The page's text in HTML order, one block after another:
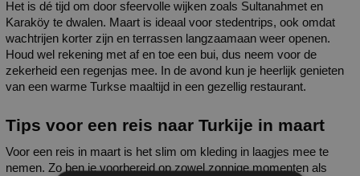
Het is dé tijd om door sfeervolle wijken zoals Sultanahmet en
Karaköy te dwalen. Maart is ideaal voor stedentrips, ook omdat
wachtrijen korter zijn en terrassen langzaamaan weer openen.
Houd wel rekening met af en toe een bui, dus neem voor de
zekerheid een regenjas mee. In de avond kun je heerlijk genieten
van een warme Turkse maaltijd in een gezellig restaurant.
Tips voor een reis naar Turkije in maart
Voor een reis in maart is het slim om kleding in laagjes mee te
nemen. Zo ben je voorbereid op zowel zonnige momenten als